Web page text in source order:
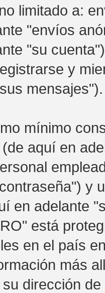
limitado a:
"envíos
"su
y
mensajes").
mínimo
aquí en
y
en adelante
está
en el país
más
dirección